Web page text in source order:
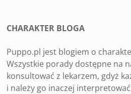
CHARAKTER BLOGA
Puppo.pl jest blogiem o
Wszystkie porady dostępne na
konsultować z lekarzem, gdyż
i należy go inaczej